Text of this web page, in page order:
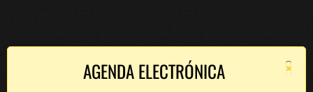
×
AGENDA ELECTRÓNICA